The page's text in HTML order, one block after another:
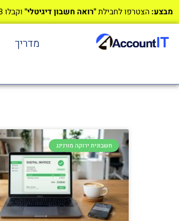
מבצע: הצטרפו לחבילת"רואה חשבון דיגיטלי" וקבלו 3 חודשים במתנה!
מדריך
חשבונית ירוקה מורנינג